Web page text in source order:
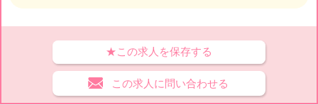
★この求人を保存する
この求人に問い合わせる